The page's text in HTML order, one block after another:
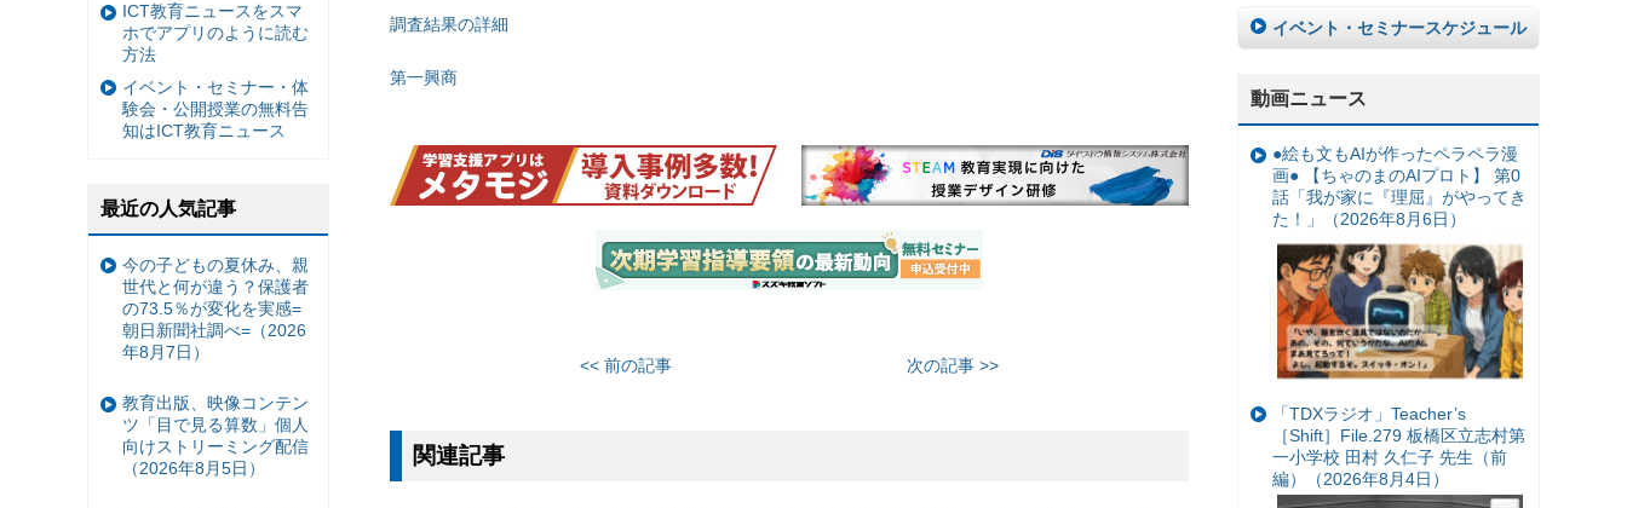
調査結果の詳細
第一興商
<< 前の記事 次の記事 >>
関連記事
イベント・セミナースケジュール
動画ニュース
●絵も文もAIが作ったペラペラ漫
画● 【ちゃのまのAIプロト】 第0
話「我が家に『理屈』がやってき
た！」（2026年8月6日）
「TDXラジオ」Teacher’s
［Shift］File.279 板橋区立志村第
一小学校 田村 久仁子 先生（前
編）（2026年8月4日）
ICT教育ニュースをスマ
ホでアプリのように読む
方法
イベント・セミナー・体
験会・公開授業の無料告
知はICT教育ニュース
最近の人気記事
今の子どもの夏休み、親
世代と何が違う？保護者
の73.5％が変化を実感=
朝日新聞社調べ=（2026
年8月7日）
教育出版、映像コンテン
ツ「目で見る算数」個人
向けストリーミング配信
（2026年8月5日）